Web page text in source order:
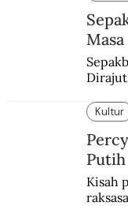
Masa
Kultur
Putih
Kisah